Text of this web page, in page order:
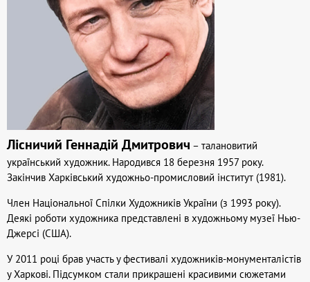
Лісничий Геннадій Дмитрович – талановитий
український художник. Народився 18 березня 1957 року.
Закінчив Харківський художньо-промисловий інститут (1981).
Член Національної Спілки Художників України (з 1993 року).
Деякі роботи художника представлені в художньому музеї Нью-
Джерсі (США).
У 2011 році брав участь у фестивалі художників-монументалістів
у Харкові. Підсумком стали прикрашені красивими сюжетами